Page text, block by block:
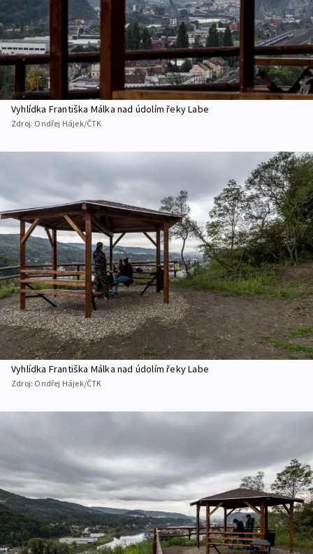
Vyhlídka Františka Málka nad údolím řeky Labe
Zdroj: Ondřej Hájek/ČTK
Vyhlídka Františka Málka nad údolím řeky Labe
Zdroj: Ondřej Hájek/ČTK